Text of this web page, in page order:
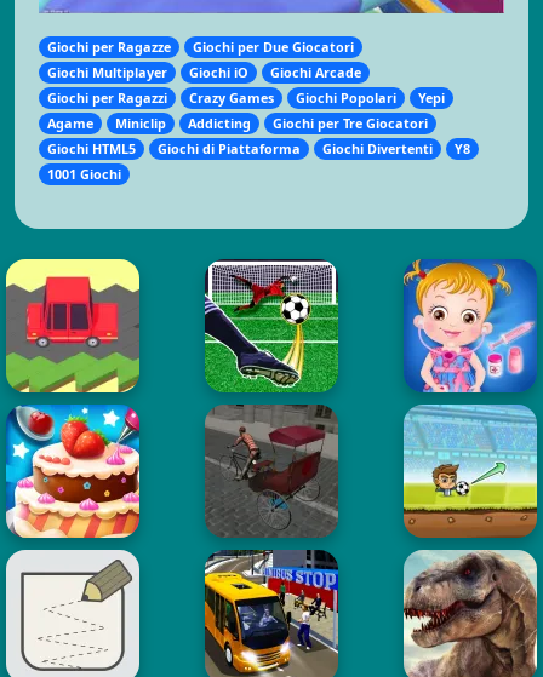
Giochi per Ragazze
Giochi per Due Giocatori
Giochi Multiplayer
Giochi iO
Giochi Arcade
Giochi per Ragazzi
Crazy Games Giochi Popolari
Yepi
Agame
Miniclip Addicting
Giochi per Tre Giocatori
Giochi HTML5
Giochi di Piattaforma Giochi Divertenti
Y8
1001 Giochi